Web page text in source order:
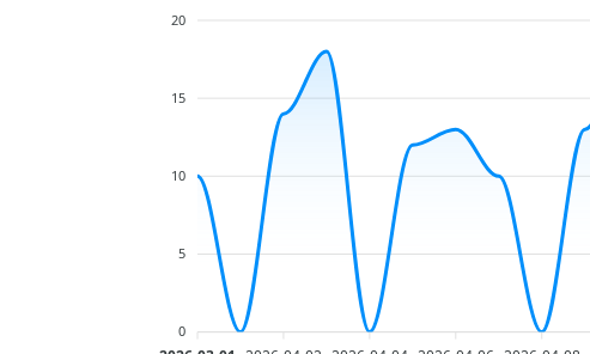
20
15
10
5
0